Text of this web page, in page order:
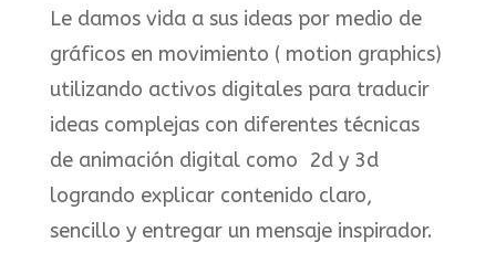
Le damos vida a sus ideas por medio de
gráficos en movimiento ( motion graphics)
utilizando activos digitales para traducir
ideas complejas con diferentes técnicas
de animación digital como 2d y 3d
logrando explicar contenido claro,
sencillo y entregar un mensaje inspirador.